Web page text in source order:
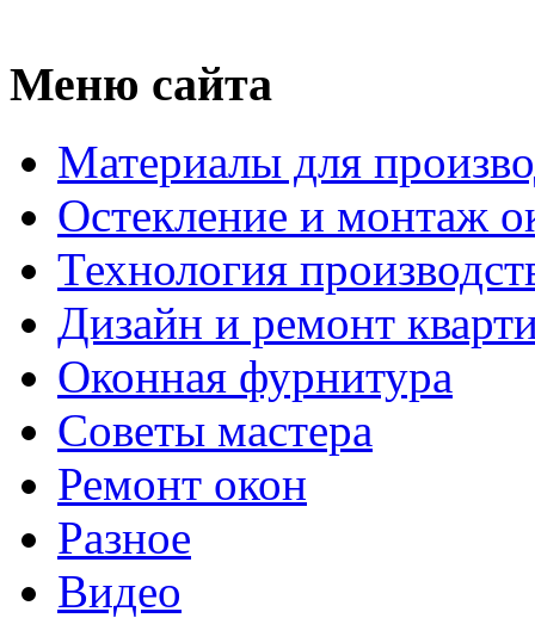
Меню сайта
Материалы для
Остекление и монтаж
Технология
Дизайн и ремонт
Оконная фурнитура
Советы мастера
Ремонт окон
Разное
Видео